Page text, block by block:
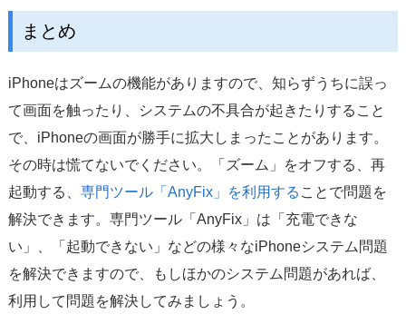
まとめ
iPhoneはズームの機能がありますので、知らずうちに誤っ
て画面を触ったり、システムの不具合が起きたりすること
で、iPhoneの画面が勝手に拡大しまったことがあります。
その時は慌てないでください。「ズーム」をオフする、再
起動する、 専門ツール「AnyFix」を利用する ことで問題を
解決できます。専門ツール「AnyFix」は「充電できな
い」、「起動できない」などの様々なiPhoneシステム問題
を解決できますので、もしほかのシステム問題があれば、
利用して問題を解決してみましょう。